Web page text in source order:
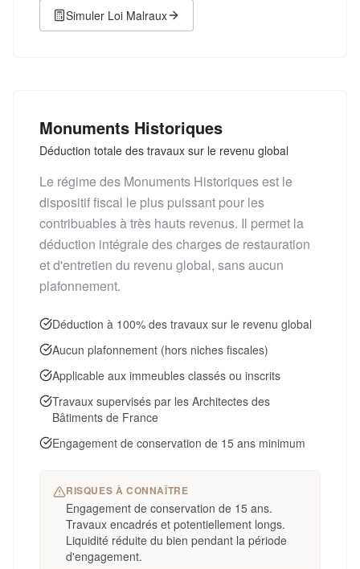
Simuler Loi Malraux
Monuments Historiques
Déduction totale des travaux sur le revenu global
Le régime des Monuments Historiques est le
dispositif fiscal le plus puissant pour les
contribuables à très hauts revenus. Il permet la
déduction intégrale des charges de restauration
et d'entretien du revenu global, sans aucun
plafonnement.
Déduction à 100% des travaux sur le revenu global
Aucun plafonnement (hors niches fiscales)
Applicable aux immeubles classés ou inscrits
Travaux supervisés par les Architectes des
Bâtiments de France
Engagement de conservation de 15 ans minimum
RISQUES À CONNAÎTRE
Engagement de conservation de 15 ans.
Travaux encadrés et potentiellement longs.
Liquidité réduite du bien pendant la période
d'engagement.